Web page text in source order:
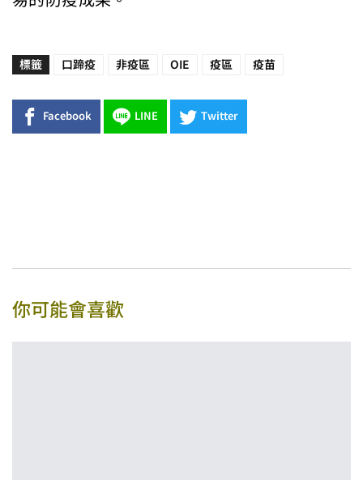
標籤 口蹄疫 非疫區 OIE 疫區 疫苗
Facebook LINE Twitter
你可能會喜歡